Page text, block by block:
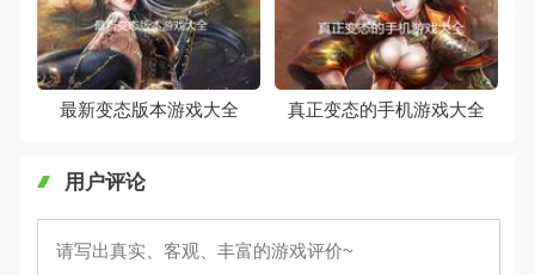
最新变态版本游戏大全 真正变态的手机游戏大全
用户评论